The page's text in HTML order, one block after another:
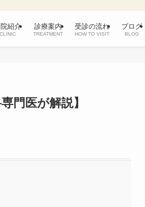
紹介
CLINIC
診療案内
TREATMENT
受診の流れ
HOW TO VISIT
ブログ
BLOG
門医が解説】